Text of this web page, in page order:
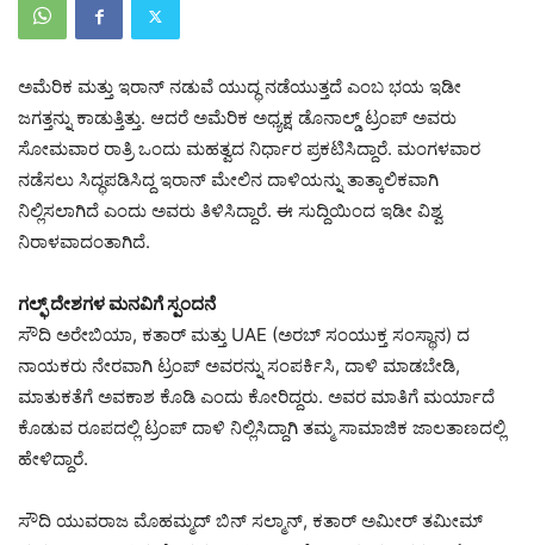
ಅಮೆರಿಕ ಮತ್ತು ಇರಾನ್ ನಡುವೆ ಯುದ್ಧ ನಡೆಯುತ್ತದೆ ಎಂಬ ಭಯ ಇಡೀ
ಜಗತ್ತನ್ನು ಕಾಡುತ್ತಿತ್ತು. ಆದರೆ ಅಮೆರಿಕ ಅಧ್ಯಕ್ಷ ಡೊನಾಲ್ಡ್ ಟ್ರಂಪ್ ಅವರು
ಸೋಮವಾರ ರಾತ್ರಿ ಒಂದು ಮಹತ್ವದ ನಿರ್ಧಾರ ಪ್ರಕಟಿಸಿದ್ದಾರೆ. ಮಂಗಳವಾರ
ನಡೆಸಲು ಸಿದ್ಧಪಡಿಸಿದ್ದ ಇರಾನ್ ಮೇಲಿನ ದಾಳಿಯನ್ನು ತಾತ್ಕಾಲಿಕವಾಗಿ
ನಿಲ್ಲಿಸಲಾಗಿದೆ ಎಂದು ಅವರು ತಿಳಿಸಿದ್ದಾರೆ. ಈ ಸುದ್ದಿಯಿಂದ ಇಡೀ ವಿಶ್ವ
ನಿರಾಳವಾದಂತಾಗಿದೆ.
ಗಲ್ಫ್ ದೇಶಗಳ ಮನವಿಗೆ ಸ್ಪಂದನೆ
ಸೌದಿ ಅರೇಬಿಯಾ, ಕತಾರ್ ಮತ್ತು UAE (ಅರಬ್ ಸಂಯುಕ್ತ ಸಂಸ್ಥಾನ) ದ
ನಾಯಕರು ನೇರವಾಗಿ ಟ್ರಂಪ್ ಅವರನ್ನು ಸಂಪರ್ಕಿಸಿ, ದಾಳಿ ಮಾಡಬೇಡಿ,
ಮಾತುಕತೆಗೆ ಅವಕಾಶ ಕೊಡಿ ಎಂದು ಕೋರಿದ್ದರು. ಅವರ ಮಾತಿಗೆ ಮರ್ಯಾದೆ
ಕೊಡುವ ರೂಪದಲ್ಲಿ ಟ್ರಂಪ್ ದಾಳಿ ನಿಲ್ಲಿಸಿದ್ದಾಗಿ ತಮ್ಮ ಸಾಮಾಜಿಕ ಜಾಲತಾಣದಲ್ಲಿ
ಹೇಳಿದ್ದಾರೆ.
ಸೌದಿ ಯುವರಾಜ ಮೊಹಮ್ಮದ್ ಬಿನ್ ಸಲ್ಮಾನ್, ಕತಾರ್ ಅಮೀರ್ ತಮೀಮ್